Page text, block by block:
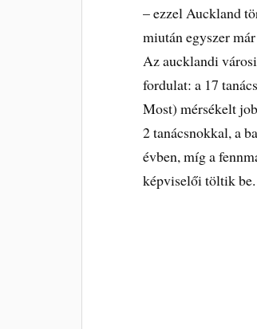
– ezzel Auckland
miután egyszer
Az aucklandi
fordulat: a 17
Most) mérsékelt
2 tanácsnokkal, a
évben, míg a
képviselői töltik be.